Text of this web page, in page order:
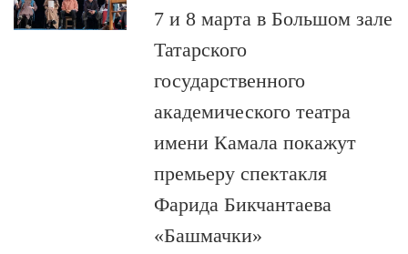
7 и 8 марта в Большом зале
Татарского
государственного
академического театра
имени Камала покажут
премьеру спектакля
Фарида Бикчантаева
«Башмачки»